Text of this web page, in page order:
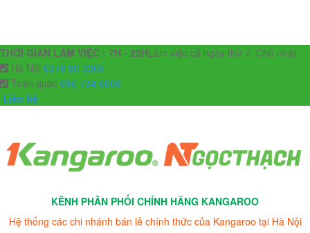
THỜI GIAN LÀM VIỆC : 7H - 22HLàm việc cả ngày thứ 7, Chủ nhật
Hà Nội 0378 90 3366
Toàn quốc 096 734 6068
Liên hệ
KÊNH PHÂN PHỐI CHÍNH HÃNG KANGAROO
Hệ thống các chi nhánh bán lẻ chính thức của Kangaroo tại Hà Nội